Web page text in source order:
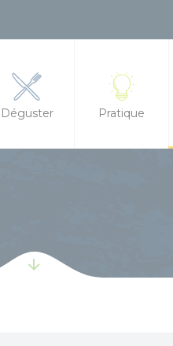
Déguster
un verre
Pratique
Accès et